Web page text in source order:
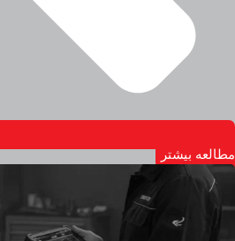
مطالعه بیشتر